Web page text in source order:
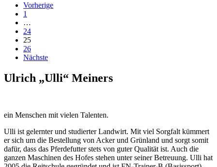
Vorherige
1
…
24
25
26
Nächste
Ulrich „Ulli“ Meiners
ein Menschen mit vielen Talenten.
Ulli ist gelernter und studierter Landwirt. Mit viel Sorgfalt kümmert
er sich um die Bestellung von Acker und Grünland und sorgt somit
dafür, dass das Pferdefutter stets von guter Qualität ist. Auch die
ganzen Maschinen des Hofes stehen unter seiner Betreuung. Ulli hat